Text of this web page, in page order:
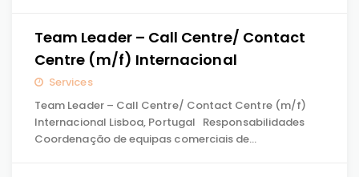
Team Leader – Call Centre/ Contact
Centre (m/f) Internacional
Services
Team Leader – Call Centre/ Contact Centre (m/f)
Internacional Lisboa, Portugal Responsabilidades
Coordenação de equipas comerciais de…